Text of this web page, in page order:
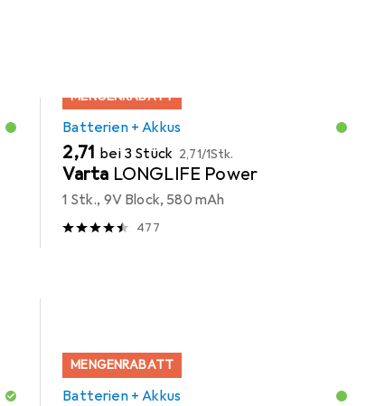
MENGENRABATT
Batterien + Akkus
EUR
2,71 bei 3 Stück EUR
2,71/1Stk.
Varta LONGLIFE Power
1 Stk., 9V Block, 580 mAh
477
MENGENRABATT
Batterien + Akkus